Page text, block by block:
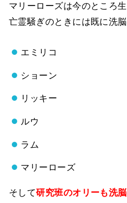
マリーローズは今のところ
亡霊騒ぎのときには既に洗
エミリコ
ショーン
リッキー
ルウ
ラム
マリーローズ
そして研究班のオリーも洗